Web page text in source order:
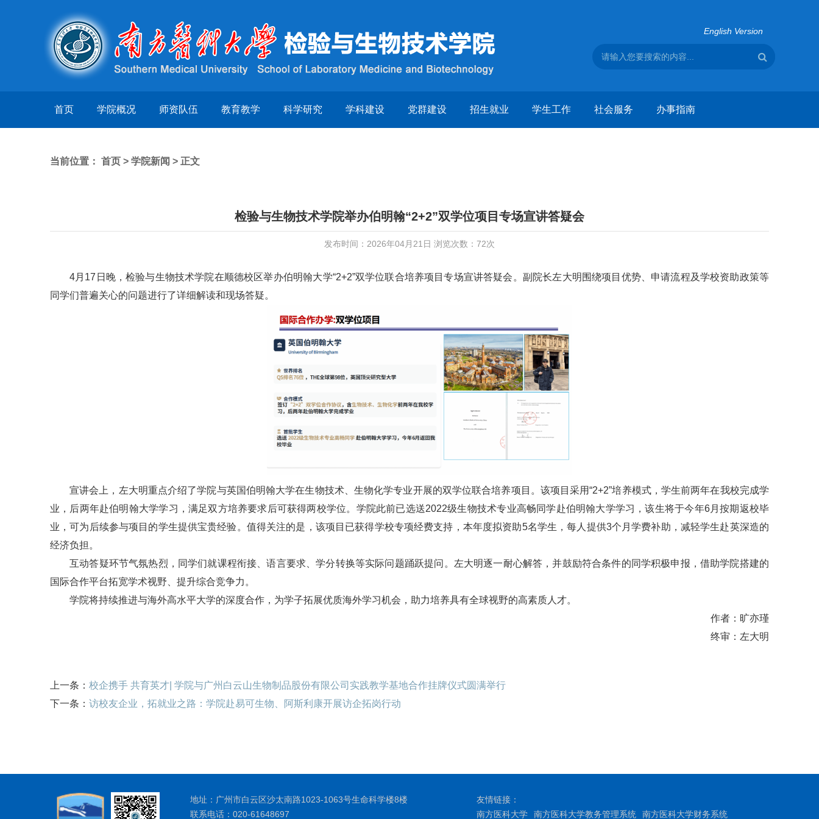
English Version
首页 学院概况 师资队伍 教育教学 科学研究 学科建设 党群建设 招生就业 学生工作 社会服务 办事指南
当前位置： 首页 > 学院新闻 > 正文
检验与生物技术学院举办伯明翰“2+2”双学位项目专场宣讲答疑会
发布时间：2026年04月21日 浏览次数： 72次
4月17日晚，检验与生物技术学院在顺德校区举办伯明翰大学“2+2”双学位联合培养项目专场宣讲答疑会。副院长左大明围绕项目优势、申请流程及学校资助政策等
同学们普遍关心的问题进行了详细解读和现场答疑。
宣讲会上，左大明重点介绍了学院与英国伯明翰大学在生物技术、生物化学专业开展的双学位联合培养项目。该项目采用“2+2”培养模式，学生前两年在我校完成学
业，后两年赴伯明翰大学学习，满足双方培养要求后可获得两校学位。学院此前已选送2022级生物技术专业高畅同学赴伯明翰大学学习，该生将于今年6月按期返校毕
业，可为后续参与项目的学生提供宝贵经验。值得关注的是，该项目已获得学校专项经费支持，本年度拟资助5名学生，每人提供3个月学费补助，减轻学生赴英深造的
经济负担。
互动答疑环节气氛热烈，同学们就课程衔接、语言要求、学分转换等实际问题踊跃提问。左大明逐一耐心解答，并鼓励符合条件的同学积极申报，借助学院搭建的
国际合作平台拓宽学术视野、提升综合竞争力。
学院将持续推进与海外高水平大学的深度合作，为学子拓展优质海外学习机会，助力培养具有全球视野的高素质人才。
作者：旷亦瑾
终审：左大明
上一条： 校企携手 共育英才| 学院与广州白云山生物制品股份有限公司实践教学基地合作挂牌仪式圆满举行
下一条： 访校友企业，拓就业之路：学院赴易可生物、阿斯利康开展访企拓岗行动
地址：广州市白云区沙太南路1023-1063号生命科学楼8楼
联系电话：020-61648697
友情链接：
南方医科大学
南方医科大学教务管理系统 南方医科大学财务系统